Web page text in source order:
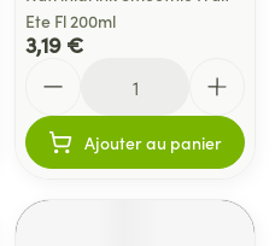
Ete Fl 200ml
3,19 €
Ajouter au panier